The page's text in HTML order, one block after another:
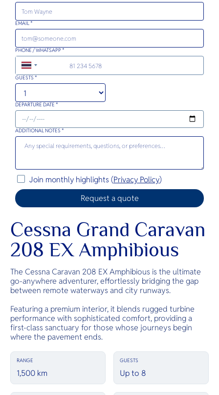
EMAIL *
PHONE / WHATSAPP *
+66
GUESTS *
DEPARTURE DATE *
ADDITIONAL NOTES *
Join monthly highlights (Privacy Policy)
Cessna Grand Caravan
208 EX Amphibious
The Cessna Caravan 208 EX Amphibious is the ultimate
go-anywhere adventurer, effortlessly bridging the gap
between remote waterways and city runways.
Featuring a premium interior, it blends rugged turbine
performance with sophisticated comfort, providing a
first-class sanctuary for those whose journeys begin
where the pavement ends.
RANGE
1,500 km
GUESTS
Up to 8